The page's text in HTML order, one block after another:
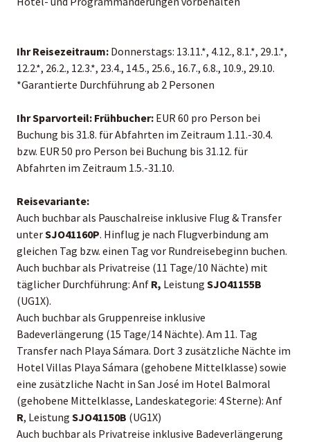
Ihr Reisezeitraum: Donnerstags: 13.11.*, 4.12., 8.1.*, 29.1.*,
12.2.*, 26.2., 12.3.*, 23.4., 14.5., 25.6., 16.7., 6.8., 10.9., 29.10.
*Garantierte Durchführung ab 2 Personen
Ihr Sparvorteil: Frühbucher: EUR 60 pro Person bei
Buchung bis 31.8. für Abfahrten im Zeitraum 1.11.-30.4.
bzw. EUR 50 pro Person bei Buchung bis 31.12. für
Abfahrten im Zeitraum 1.5.-31.10.
Reisevariante:
Auch buchbar als Pauschalreise inklusive Flug & Transfer
unterSJO41160P. Hinflug je nach Flugverbindung am
gleichen Tag bzw. einen Tag vor Rundreisebeginn buchen.
Auch buchbar als Privatreise (11 Tage/10 Nächte) mit
täglicher Durchführung: Anf R, Leistung SJO41155B
(UG1X).
Auch buchbar als Gruppenreise inklusive
Badeverlängerung (15 Tage/14 Nächte). Am 11. Tag
Transfer nach Playa Sámara. Dort 3 zusätzliche Nächte im
Hotel Villas Playa Sámara (gehobene Mittelklasse) sowie
eine zusätzliche Nacht in San José im Hotel Balmoral
(gehobene Mittelklasse, Landeskategorie: 4 Sterne): Anf
R, Leistung SJO41150B (UG1X)
Auch buchbar als Privatreise inklusive Badeverlängerung